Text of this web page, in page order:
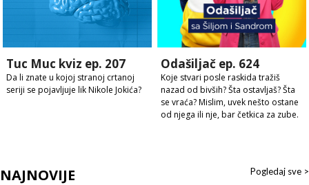
Tuc Muc kviz ep. 207
Da li znate u kojoj stranoj crtanoj
seriji se pojavljuje lik Nikole Jokića?
Odašiljač ep. 624
Koje stvari posle raskida tražiš
nazad od bivših? Šta ostavljaš? Šta
se vraća? Mislim, uvek nešto ostane
od njega ili nje, bar četkica za zube.
NAJNOVIJE Pogledaj sve >